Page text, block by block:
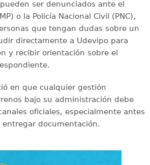
ser denunciados ante el
o la Policía Nacional Civil (PNC),
que tengan dudas sobre un
directamente a Udevipo para
y recibir orientación sobre el
en que cualquier gestión
bajo su administración debe
oficiales, especialmente antes
entregar documentación.